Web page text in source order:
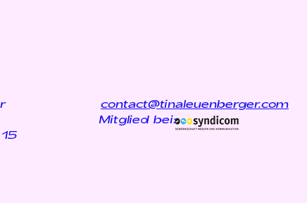
contact@tinaleuenberger.com
Mitglied bei: